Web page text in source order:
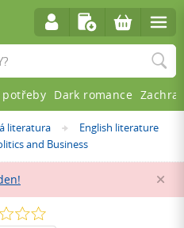
literatura »English literature
and Business
potřeby Dark romance